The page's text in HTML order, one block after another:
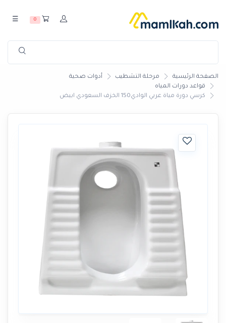
0
☰
الصفحة الرئيسية مرحلة التشطيب
أدوات صحية
قواعد دورات المياه
كرسي دورة مياة عربي الوادي150 الخزف السعودي ابيض